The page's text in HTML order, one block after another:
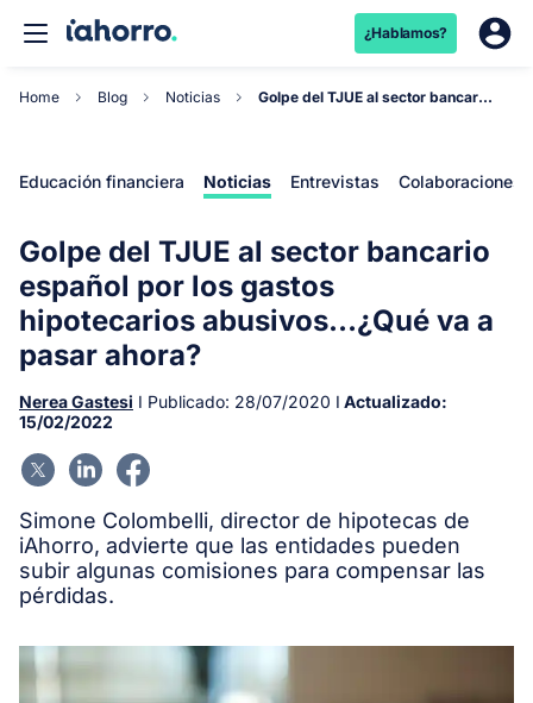
¿Hablamos?
Home Blog Noticias Golpe del TJUE al sector bancario español por lo...
Educación financiera Noticias Entrevistas Colaboraciones
Golpe del TJUE al sector bancario
español por los gastos
hipotecarios abusivos…¿Qué va a
pasar ahora?
Nerea Gastesi I Publicado: 28/07/2020 I Actualizado:
15/02/2022
Simone Colombelli, director de hipotecas de
iAhorro, advierte que las entidades pueden
subir algunas comisiones para compensar las
pérdidas.